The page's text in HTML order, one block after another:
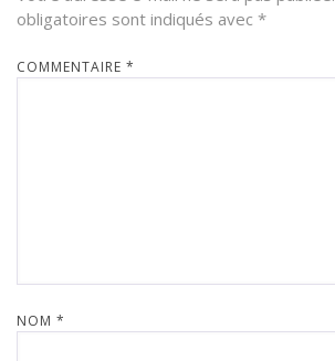
obligatoires sont indiqués avec *
COMMENTAIRE *
NOM *